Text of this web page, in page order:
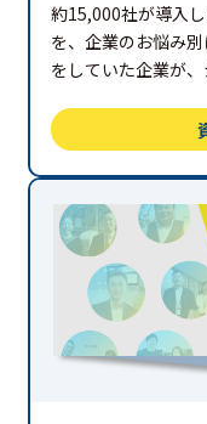
約15,000社が導入
を、企業のお悩み
をしていた企業が